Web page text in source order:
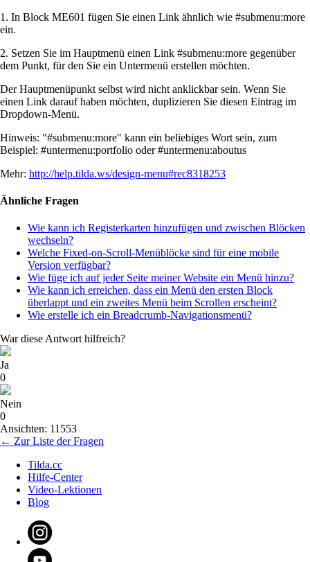
1. In Block МЕ601 fügen Sie einen Link ähnlich wie #submenu:more
ein.
2. Setzen Sie im Hauptmenü einen Link #submenu:more gegenüber
dem Punkt, für den Sie ein Untermenü erstellen möchten.
Der Hauptmenüpunkt selbst wird nicht anklickbar sein. Wenn Sie
einen Link darauf haben möchten, duplizieren Sie diesen Eintrag im
Dropdown-Menü.
Hinweis: "#submenu:more" kann ein beliebiges Wort sein, zum
Beispiel: #untermenu:portfolio oder #untermenu:aboutus
Mehr: http://help.tilda.ws/design-menu#rec8318253
Ähnliche Fragen
Wie kann ich Registerkarten hinzufügen und zwischen Blöcken
wechseln?
Welche Fixed-on-Scroll-Menüblöcke sind für eine mobile
Version verfügbar?
Wie füge ich auf jeder Seite meiner Website ein Menü hinzu?
Wie kann ich erreichen, dass ein Menü den ersten Block
überlappt und ein zweites Menü beim Scrollen erscheint?
Wie erstelle ich ein Breadcrumb-Navigationsmenü?
War diese Antwort hilfreich?
Ja
0
Nein
0
Ansichten: 11553
← Zur Liste der Fragen
Tilda.cc
Hilfe-Center
Video-Lektionen
Blog